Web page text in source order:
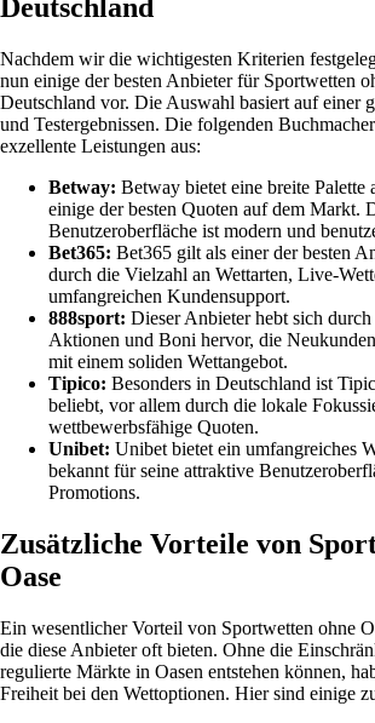
Deutschland
Nachdem wir die wichtigesten Kriterien
nun einige der besten Anbieter für Sportwetten
Deutschland vor. Die Auswahl basiert auf einer
und Testergebnissen. Die folgenden
exzellente Leistungen aus:
Betway: Betway bietet eine breite Palette
einige der besten Quoten auf dem Markt.
Benutzeroberfläche ist modern und
Bet365: Bet365 gilt als einer der besten
durch die Vielzahl an Wettarten, Live-
umfangreichen Kundensupport.
888sport: Dieser Anbieter hebt sich
Aktionen und Boni hervor, die
mit einem soliden Wettangebot.
Tipico: Besonders in Deutschland ist
beliebt, vor allem durch die lokale
wettbewerbsfähige Quoten.
Unibet: Unibet bietet ein umfangreiches
bekannt für seine attraktive
Promotions.
Zusätzliche Vorteile von
Oase
Ein wesentlicher Vorteil von Sportwetten ohne
die diese Anbieter oft bieten. Ohne die
regulierte Märkte in Oasen entstehen können,
Freiheit bei den Wettoptionen. Hier sind einige